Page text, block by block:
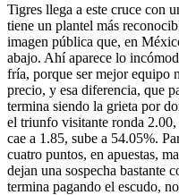
Tigres llega a este cruce con
tiene un plantel más
imagen pública que, en
abajo. Ahí aparece lo
fría, porque ser mejor equipo
precio, y esa diferencia, que
termina siendo la grieta por
el triunfo visitante ronda
cae a 1.85, sube a 54.05%.
cuatro puntos, en apuestas,
dejan una sospecha bastante
termina pagando el escudo,